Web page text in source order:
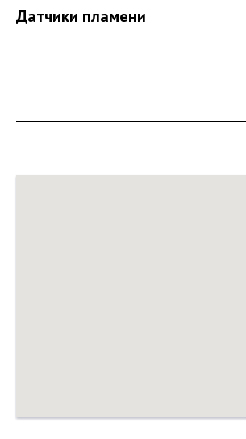
Датчики пламени